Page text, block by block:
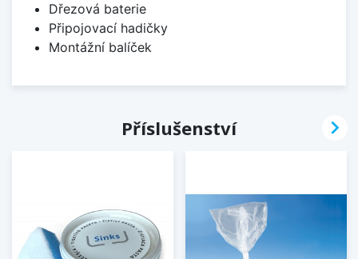
Dřezová baterie
Připojovací hadičky
Montážní balíček
Příslušenství 